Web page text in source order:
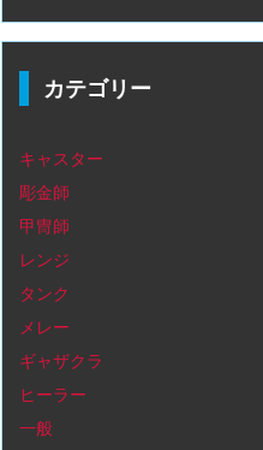
カテゴリー
キャスター
彫金師
甲冑師
レンジ
タンク
メレー
ギャザクラ
ヒーラー
一般